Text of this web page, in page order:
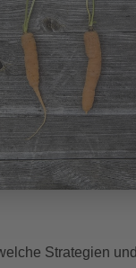
Strategien